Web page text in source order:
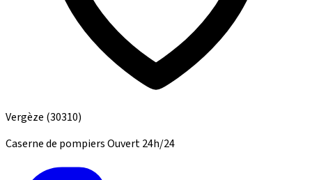
Vergèze (30310)
Caserne de pompiersOuvert 24h/24